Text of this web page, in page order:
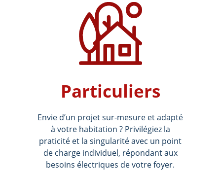
Particuliers
Envie d’un projet sur-mesure et adapté
à votre habitation ? Privilégiez la
praticité et la singularité avec un point
de charge individuel, répondant aux
besoins électriques de votre foyer.